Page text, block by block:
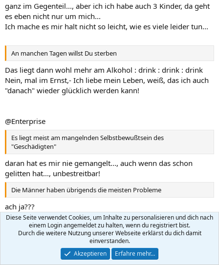
ganz im Gegenteil..., aber ich ich habe auch 3 Kinder, da geht
es eben nicht nur um mich...
Ich mache es mir halt nicht so leicht, wie es viele leider tun...
An manchen Tagen willst Du sterben
Das liegt dann wohl mehr am Alkohol : drink : drink : drink
Nein, mal im Ernst,- Ich liebe mein Leben, weiß, das ich auch
"danach" wieder glücklich werden kann!
@Enterprise
Es liegt meist am mangelnden Selbstbewußtsein des
"Geschädigten"
daran hat es mir nie gemangelt..., auch wenn das schon
gelitten hat..., unbestreitbar!
Die Männer haben übrigends die meisten Probleme
ach ja???
da habe ich aber garnicht den Eindruck..., lies doch mal hier
im Forum!
Da kann ich keinen Unterschied erkennen...
Du kennst Dich aber gut aus...
Diese Seite verwendet Cookies, um Inhalte zu personalisieren und dich nach
einem Login angemeldet zu halten, wenn du registriert bist.
Durch die weitere Nutzung unserer Webseite erklärst du dich damit
einverstanden.
Akzeptieren
Erfahre mehr…